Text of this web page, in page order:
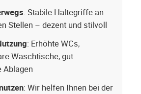
: Stabile Haltegriffe an
Stellen – dezent und stilvoll
: Erhöhte WCs,
Waschtische, gut
Ablagen
: Wir helfen Ihnen bei der